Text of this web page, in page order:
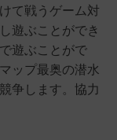
て戦うゲーム対
遊ぶことができ
遊ぶことがで
ップ最奥の潜水
争します。協力